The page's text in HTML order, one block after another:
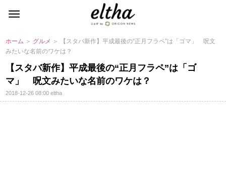
ホーム ＞ グルメ ＞ 【スタバ新作】平成最後の“正月フラペ”は「ゴマ」 呪文
みたいな名前のワケは？
【スタバ新作】平成最後の“正月フラペ”は「ゴ
マ」 呪文みたいな名前のワケは？
2018-12-26 08:00eltha